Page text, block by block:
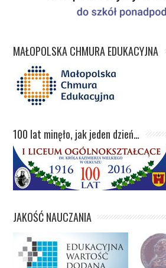
MAŁOPOLSKA CHMURA EDUKACYJNA
100 lat minęło, jak jeden dzień…
JAKOŚĆ NAUCZANIA